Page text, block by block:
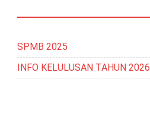
SPMB 2025
INFO KELULUSAN TAHUN 2026